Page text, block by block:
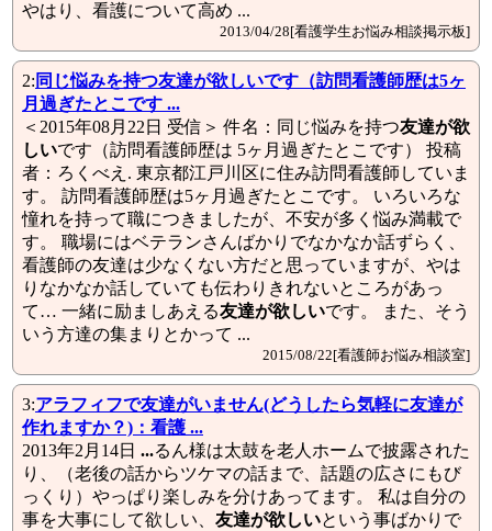
やはり、看護について高め ...
2013/04/28[看護学生お悩み相談掲示板]
2: 同じ悩みを持つ友達が欲しいです（訪問看護師歴は5ヶ
月過ぎたとこです ...
＜2015年08月22日 受信＞ 件名：同じ悩みを持つ友達が欲
しいです（訪問看護師歴は 5ヶ月過ぎたとこです） 投稿
者：ろくべえ. 東京都江戸川区に住み訪問看護師していま
す。 訪問看護師歴は5ヶ月過ぎたとこです。 いろいろな
憧れを持って職につきましたが、不安が多く悩み満載で
す。 職場にはベテランさんばかりでなかなか話ずらく、
看護師の友達は少なくない方だと思っていますが、やは
りなかなか話していても伝わりきれないところがあっ
て… 一緒に励ましあえる友達が欲しいです。 また、そう
いう方達の集まりとかって ...
2015/08/22[看護師お悩み相談室]
3:アラフィフで友達がいません(どうしたら気軽に友達が
作れますか？)：看護 ...
2013年2月14日 ...るん様は太鼓を老人ホームで披露された
り、（老後の話からツケマの話まで、話題の広さにもび
っくり）やっぱり楽しみを分けあってます。 私は自分の
事を大事にして欲しい、 友達が欲しいという事ばかりで